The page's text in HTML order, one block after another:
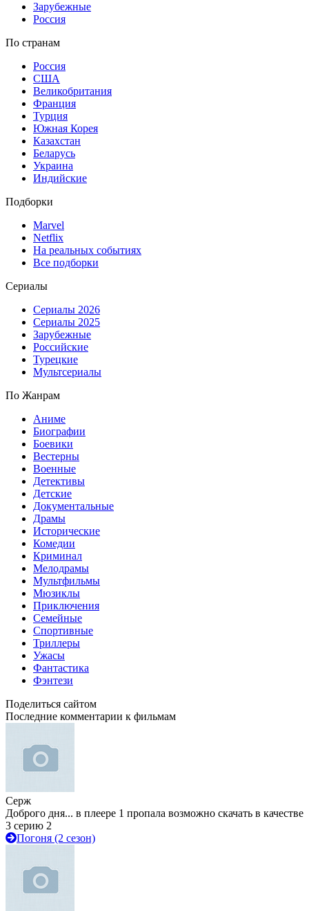
Зарубежные
Россия
По странам
Россия
США
Великобритания
Франция
Турция
Южная Корея
Казахстан
Беларусь
Украина
Индийские
Подборки
Marvel
Netflix
На реальных событиях
Все подборки
Сериалы
Сериалы 2026
Сериалы 2025
Зарубежные
Российские
Турецкие
Мультсериалы
По Жанрам
Аниме
Биографии
Боевики
Вестерны
Военные
Детективы
Детские
Документальные
Драмы
Исторические
Комедии
Криминал
Мелодрамы
Мультфильмы
Мюзиклы
Приключения
Семейные
Спортивные
Триллеры
Ужасы
Фантастика
Фэнтези
Поделиться сайтом
Последние комментарии к фильмам
Серж
Доброго дня... в плеере 1 пропала возможно скачать в качестве
3 серию 2
Погоня (2 сезон)